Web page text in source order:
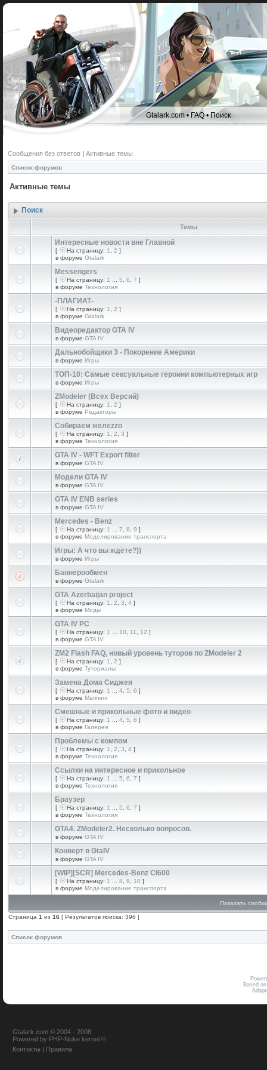
Gtalark.com •FAQ•Поиск
Сообщения без ответов | Активные темы
Список форумов
Активные темы
Поиск
Темы
Интересные новости вне Главной
[ На страницу: 1 2 ]
в форуме Gtalark
Messengers
[ На страницу: 1 5 6 7 ]
в форуме Технология
-ПЛАГИАТ-
[ На страницу: 1 2 ]
в форуме Gtalark
Видеоредактор GTA IV
в форуме GTA IV
Дальнобойщики 3 - Покорение Америки
в форуме Игры
ТОП-10: Самые сексуальные героини компьютерных игр
в форуме Игры
ZModeler (Всех Версий)
[ На страницу: 1 2 ]
в форуме Редакторы
Собираем желеzzо
[ На страницу: 1 2 3 ]
в форуме Технология
GTA IV - WFT Export filter
в форуме GTA IV
Модели GTA IV
в форуме GTA IV
GTA IV ENB series
в форуме GTA IV
Mercedes - Benz
[ На страницу: 1 7 8 9 ]
в форуме Моделирование транспорта
Игры: А что вы ждёте?))
в форуме Игры
Баннерообмен
в форуме Gtalark
GTA Azerbaijan project
[ На страницу: 1 2 3 4 ]
в форуме Моды
GTA IV PC
[ На страницу: 1 10 11 12 ]
в форуме GTA IV
ZM2 Flash FAQ, новый уровень туторов по ZModeler 2
[ На страницу: 1 2 ]
в форуме Туториалы
Замена Дома Сиджея
[ На страницу: 1 4 5 6 ]
в форуме Маппинг
Смешные и прикольные фото и видео
[ На страницу: 1 4 5 6 ]
в форуме Галерея
Проблемы с компом
[ На страницу: 1 2 3 4 ]
в форуме Технология
Ссылки на интересное и прикольное
[ На страницу: 1 5 6 7 ]
в форуме Технология
Браузер
[ На страницу: 1 5 6 7 ]
в форуме Технология
GTA4. ZModeler2. Несколько вопросов.
в форуме GTA IV
Конверт в GtaIV
в форуме GTA IV
[WIP][SCR] Mercedes-Benz Cl600
[ На страницу: 1 8 9 10 ]
в форуме Моделирование транспорта
Показать
Страница 1 из 16 [ Результатов поиска: 396 ]
Список форумов
Based
Gtalark.com © 2004 - 2008
Powered by PHP-Nuke kernel ©
Контакты | Правила